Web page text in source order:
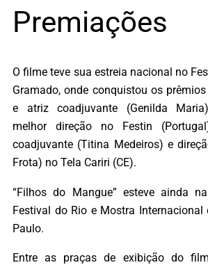
Premiações
O filme teve sua estreia nacional no
Gramado, onde conquistou os
e atriz coadjuvante (Genilda
melhor direção no Festin
coadjuvante (Titina Medeiros) e
Frota) no Tela Cariri (CE).
“Filhos do Mangue” esteve ainda
Festival do Rio e Mostra Internacional
Paulo.
Entre as praças de exibição do